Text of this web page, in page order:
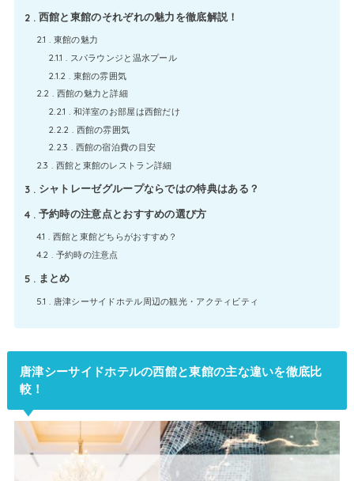
2 西館と東館のそれぞれの魅力を徹底解説！
2.1 東館の魅力
2.1.1 スパラウンジと温水プール
2.1.2 東館の雰囲気
2.2 西館の魅力と詳細
2.2.1 和洋室のお部屋は西館だけ
2.2.2 西館の雰囲気
2.2.3 西館の宿泊費の目安
2.3 西館と東館のレストラン詳細
3 シャトレーゼグループならではの特典はある？
4 予約時の注意点とおすすめの選び方
4.1 西館と東館どちらがおすすめ？
4.2 予約時の注意点
5 まとめ
5.1 唐津シーサイドホテル周辺の観光・アクティビティ
唐津シーサイドホテルの西館と東館の主な違いを徹底比
較！